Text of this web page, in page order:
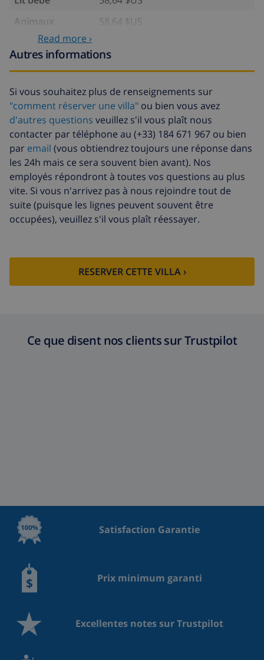
Animaux
58,64 $US
Draps
supplémentaires
Serviettes
supplémentaires
8,80 $US par personne
Départ tardif
113,75 $US
Nettoyage
supplémentaire
basée sur consommation
énergétique (52,77 $US/HOUR)
Fonds
d'annulation:
4.80% du montant total
Read more ›
Autres informations
Si vous souhaitez plus de renseignements sur
"comment réserver une villa" ou bien vous avez
d'autres questions veuillez s'il vous plaît nous
contacter par téléphone au (+33) 184 671 967 ou bien
par email (vous obtiendrez toujours une réponse dans
les 24h mais ce sera souvent bien avant). Nos
employés répondront à toutes vos questions au plus
vite. Si vous n'arrivez pas à nous rejoindre tout de
suite (puisque les lignes peuvent souvent être
occupées), veuillez s'il vous plaît réessayer.
RESERVER CETTE VILLA ›
Ce que disent nos clients sur Trustpilot
Satisfaction Garantie
Prix minimum garanti
Excellentes notes sur Trustpilot